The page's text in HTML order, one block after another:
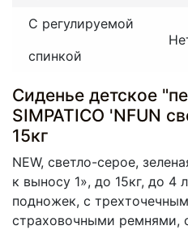
С регулируемой
спинкой
Сиденье детское
SIMPATICO 'NFUN
15кг
NEW, светло-серое,
к выносу 1», до 15кг, до 4
подножек, с
страховочными ремнями,